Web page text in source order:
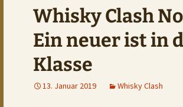
Whisky Clash
Ein neuer ist in
Klasse
13. Januar 2019 Whisky Clash